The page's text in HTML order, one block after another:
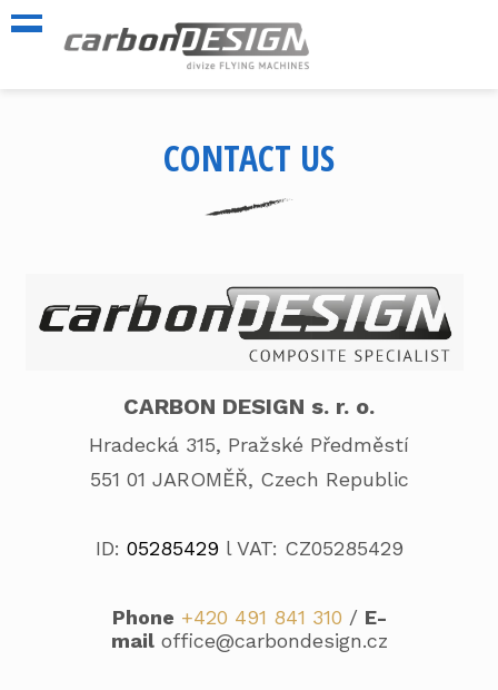
CONTACT US
CARBON DESIGN s. r. o.
Hradecká 315, Pražské Předměstí
551 01 JAROMĚŘ, Czech Republic
ID: 05285429 l VAT: CZ05285429
Phone +420 491 841 310 / E-
mailoffice@carbondesign.cz